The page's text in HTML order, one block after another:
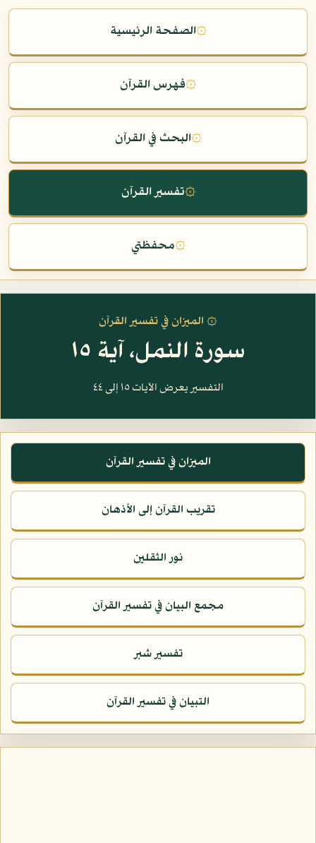
۞الصفحة الرئيسية
۞فهرس القرآن
۞البحث في القرآن
۞تفسير القرآن
۞محفظتي
۞ الميزان في تفسير القرآن
سورة النمل، آية ١٥
التفسير يعرض الآيات ١٥ إلى ٤٤
الميزان في تفسير القرآن
تقريب القرآن إلى الأذهان
نور الثقلين
مجمع البيان في تفسير القرآن
تفسير شبر
التبيان في تفسير القرآن